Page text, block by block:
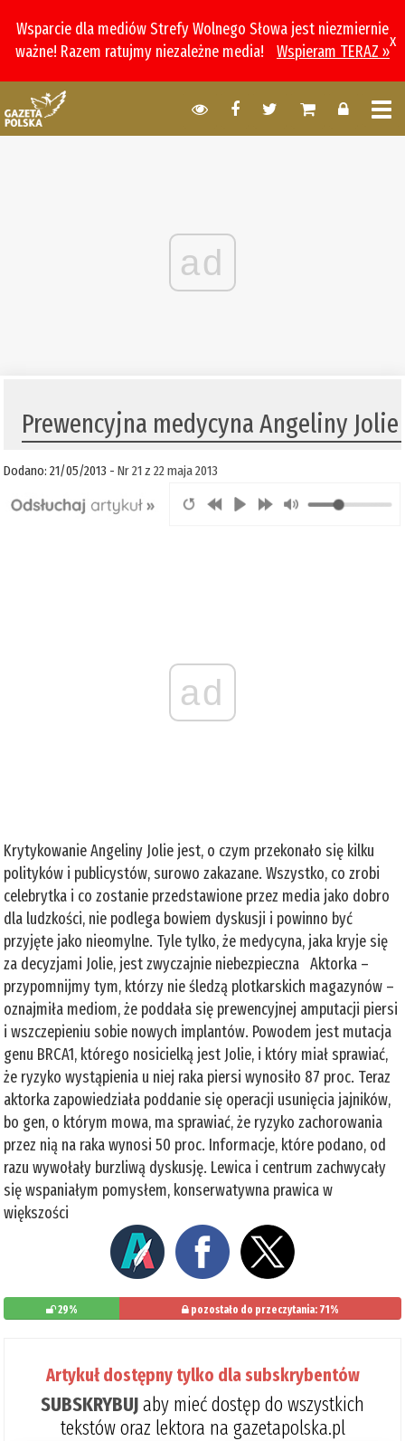
Wsparcie dla mediów Strefy Wolnego Słowa jest niezmiernie
ważne! Razem ratujmy niezależne media!
Wspieram TERAZ »
x
ad
Prewencyjna medycyna Angeliny Jolie
Dodano: 21/05/2013 -Nr 21 z 22 maja 2013
ad
Krytykowanie Angeliny Jolie jest, o czym przekonało się kilku
polityków i publicystów, surowo zakazane. Wszystko, co zrobi
celebrytka i co zostanie przedstawione przez media jako dobro
dla ludzkości, nie podlega bowiem dyskusji i powinno być
przyjęte jako nieomylne. Tyle tylko, że medycyna, jaka kryje się
za decyzjami Jolie, jest zwyczajnie niebezpieczna Aktorka –
przypomnijmy tym, którzy nie śledzą plotkarskich magazynów –
oznajmiła mediom, że poddała się prewencyjnej amputacji piersi
i wszczepieniu sobie nowych implantów. Powodem jest mutacja
genu BRCA1, którego nosicielką jest Jolie, i który miał sprawiać,
że ryzyko wystąpienia u niej raka piersi wynosiło 87 proc. Teraz
aktorka zapowiedziała poddanie się operacji usunięcia jajników,
bo gen, o którym mowa, ma sprawiać, że ryzyko zachorowania
przez nią na raka wynosi 50 proc. Informacje, które podano, od
razu wywołały burzliwą dyskusję. Lewica i centrum zachwycały
się wspaniałym pomysłem, konserwatywna prawica w
większości
29% pozostało do przeczytania: 71%
Artykuł dostępny tylko dla subskrybentów
SUBSKRYBUJaby mieć dostęp do wszystkich
tekstów oraz lektora na gazetapolska.pl